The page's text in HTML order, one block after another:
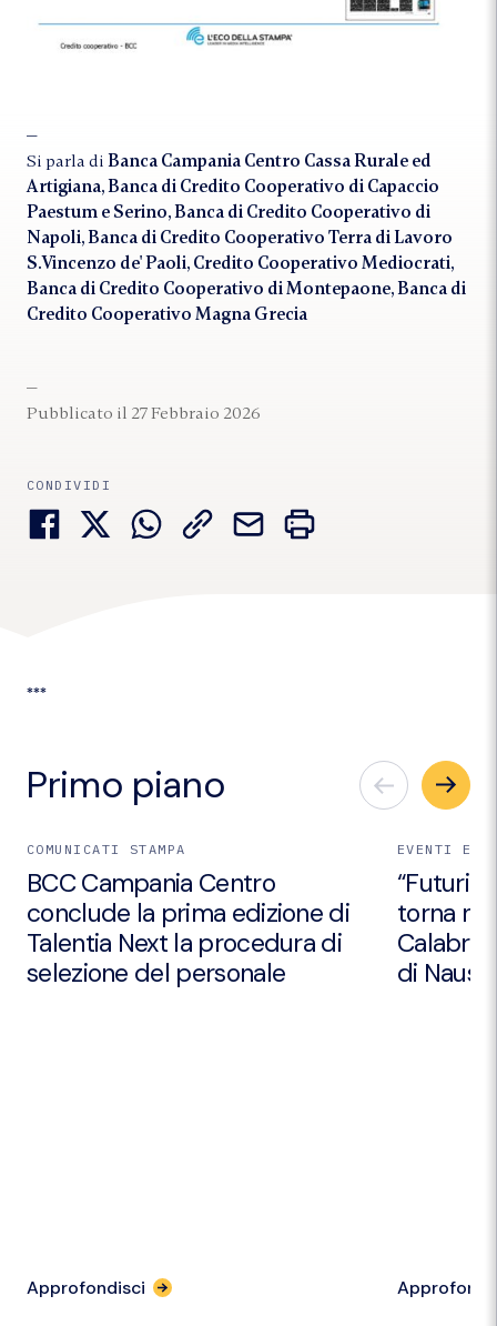
Si parla di Banca Campania Centro Cassa Rurale ed
Artigiana, Banca di Credito Cooperativo di Capaccio
Paestum e Serino, Banca di Credito Cooperativo di
Napoli, Banca di Credito Cooperativo Terra di Lavoro
S.Vincenzo de' Paoli, Credito Cooperativo Mediocrati,
Banca di Credito Cooperativo di Montepaone, Banca di
Credito Cooperativo Magna Grecia
Pubblicato il 27 Febbraio 2026
CONDIVIDI
***
Primo piano
COMUNICATI STAMPA
BCC Campania Centro
conclude la prima edizione di
Talentia Next la procedura di
selezione del personale
Approfondisci
EVENTI E
“Futuri
torna
Calabria
di